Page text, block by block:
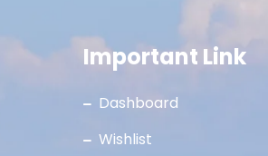
Important Link
Dashboard
Wishlist